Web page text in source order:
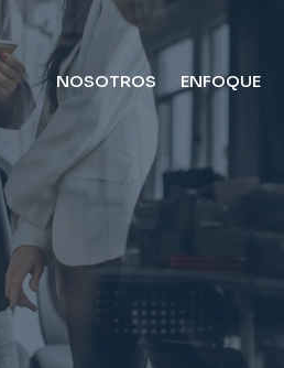
NOSOTROS ENFOQUE